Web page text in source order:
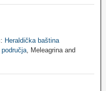
Heraldička baština
, Meleagrina and